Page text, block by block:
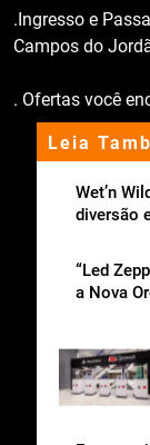
Leia
Wet’n
diversão
“Led
a Nova
.Ingresso e
Campos do
. Ofertas você